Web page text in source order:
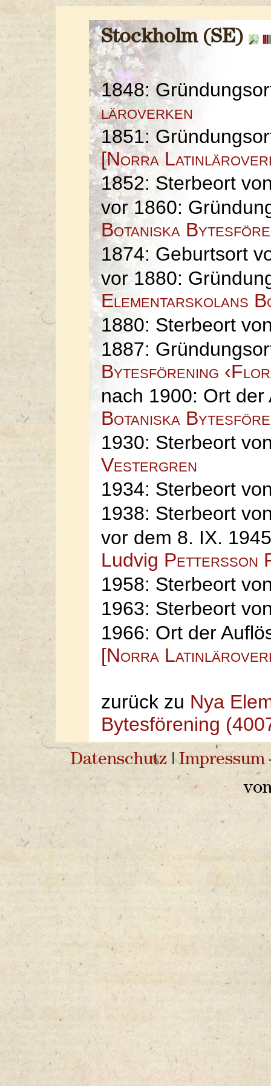
Stockholm (SE)
1848:
läroverken
1851:
[Norra
1852: Sterbeort
vor 1860:
Botaniska
1874: Geburtsort
vor 1880:
Elementarskolans
1880: Sterbeort
1887:
Bytesförening
nach 1900: Ort
Botaniska
1930: Sterbeort
Vestergren
1934: Sterbeort
1938: Sterbeort
vor dem 8. IX.
Ludvig Pettersson
1958: Sterbeort
1963: Sterbeort
1966: Ort der
[Norra
zurück zu Nya
Bytesförening
Datenschutz|Impressum